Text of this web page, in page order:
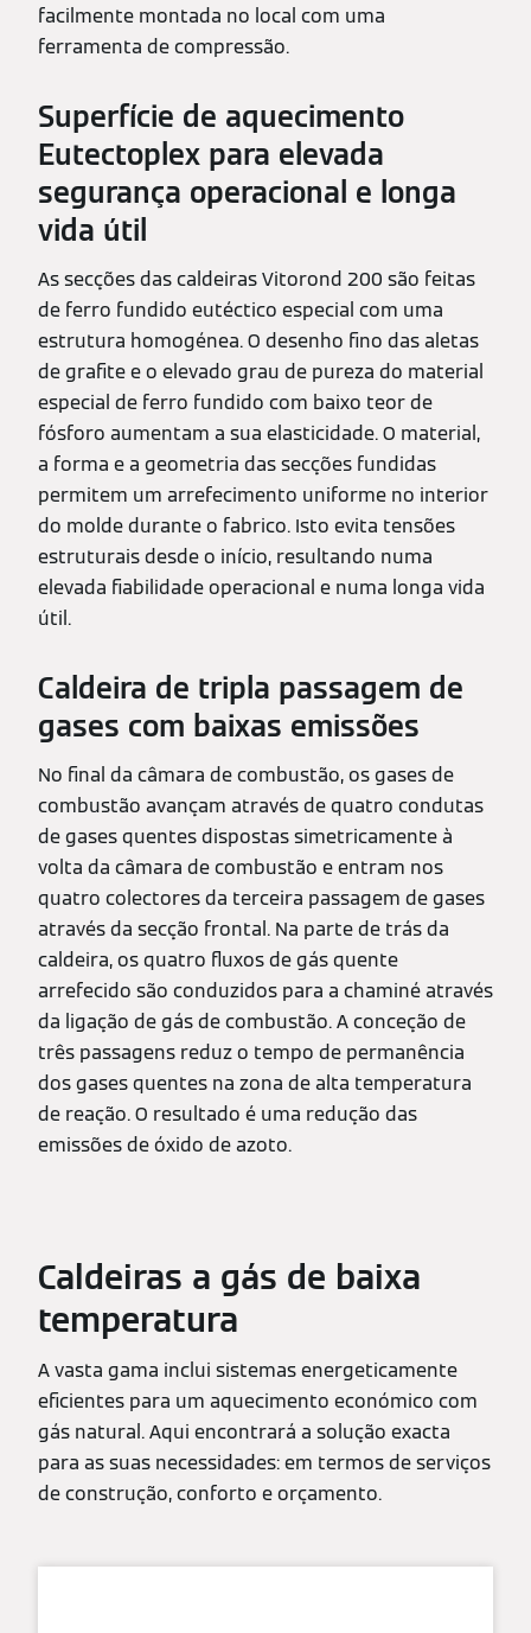
facilmente montada no local com uma
ferramenta de compressão.
Superfície de aquecimento
Eutectoplex para elevada
segurança operacional e longa
vida útil
As secções das caldeiras Vitorond 200 são feitas
de ferro fundido eutéctico especial com uma
estrutura homogénea. O desenho fino das aletas
de grafite e o elevado grau de pureza do material
especial de ferro fundido com baixo teor de
fósforo aumentam a sua elasticidade. O material,
a forma e a geometria das secções fundidas
permitem um arrefecimento uniforme no interior
do molde durante o fabrico. Isto evita tensões
estruturais desde o início, resultando numa
elevada fiabilidade operacional e numa longa vida
útil.
Caldeira de tripla passagem de
gases com baixas emissões
No final da câmara de combustão, os gases de
combustão avançam através de quatro condutas
de gases quentes dispostas simetricamente à
volta da câmara de combustão e entram nos
quatro colectores da terceira passagem de gases
através da secção frontal. Na parte de trás da
caldeira, os quatro fluxos de gás quente
arrefecido são conduzidos para a chaminé através
da ligação de gás de combustão. A conceção de
três passagens reduz o tempo de permanência
dos gases quentes na zona de alta temperatura
de reação. O resultado é uma redução das
emissões de óxido de azoto.
Caldeiras a gás de baixa
temperatura
A vasta gama inclui sistemas energeticamente
eficientes para um aquecimento económico com
gás natural. Aqui encontrará a solução exacta
para as suas necessidades: em termos de serviços
de construção, conforto e orçamento.